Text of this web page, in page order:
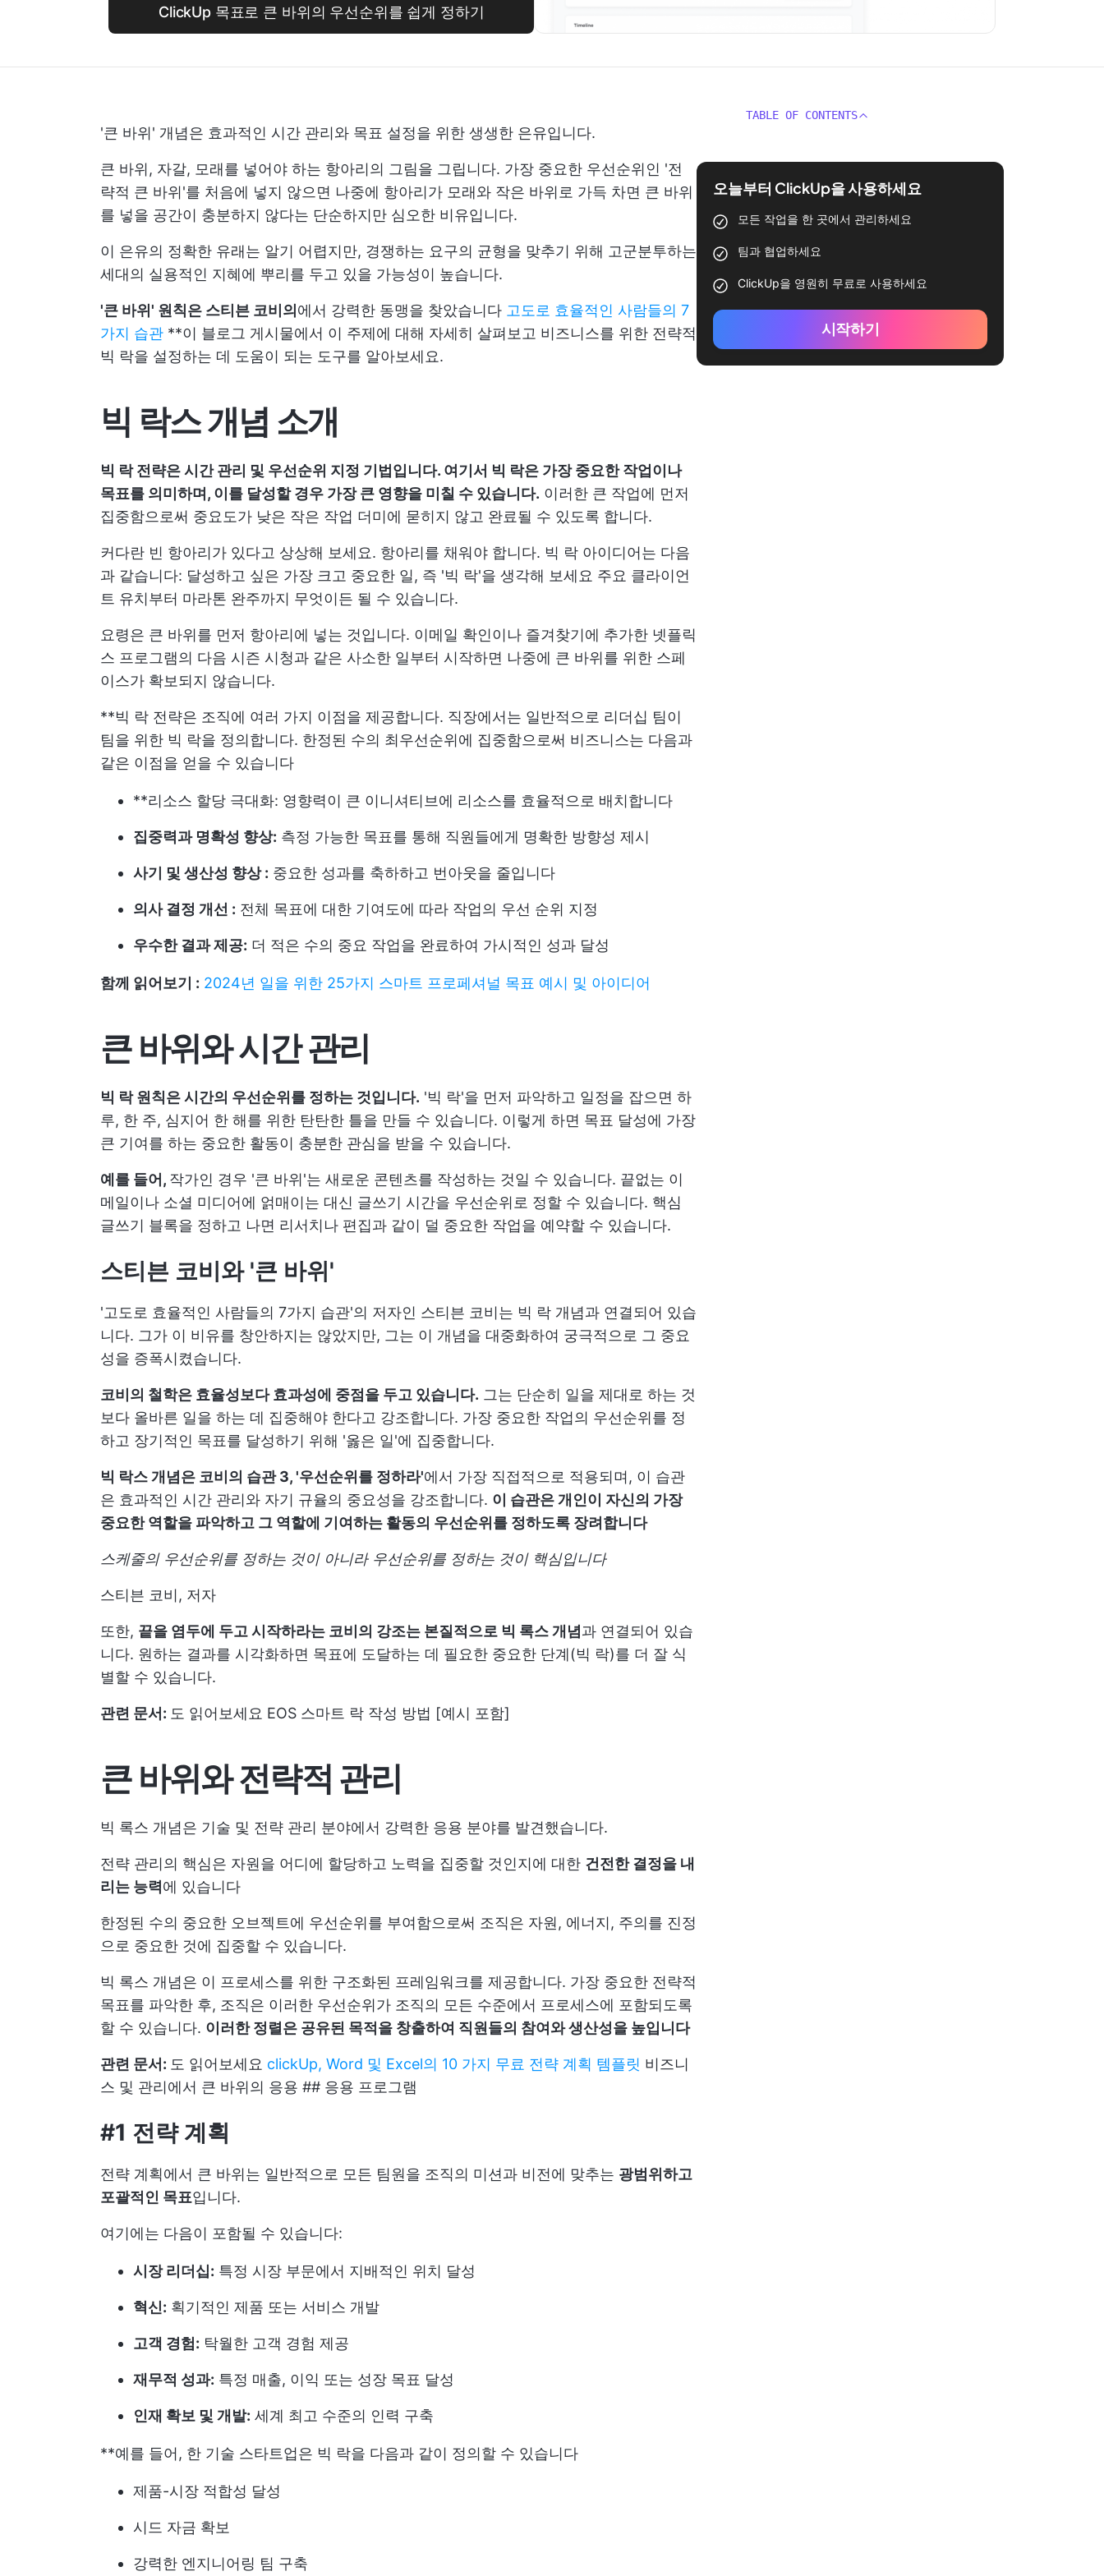
ClickUp 목표로 큰 바위의 우선순위를 쉽게 정하기
'큰 바위' 개념은 효과적인 시간 관리와 목표 설정을 위한 생생한 은유입니다.
큰 바위, 자갈, 모래를 넣어야 하는 항아리의 그림을 그립니다. 가장 중요한 우선순위인 '전
략적 큰 바위'를 처음에 넣지 않으면 나중에 항아리가 모래와 작은 바위로 가득 차면 큰 바위
를 넣을 공간이 충분하지 않다는 단순하지만 심오한 비유입니다.
이 은유의 정확한 유래는 알기 어렵지만, 경쟁하는 요구의 균형을 맞추기 위해 고군분투하는
세대의 실용적인 지혜에 뿌리를 두고 있을 가능성이 높습니다.
'큰 바위' 원칙은 스티븐 코비의 에서 강력한 동맹을 찾았습니다 고도로 효율적인 사람들의 7
가지 습관 **이 블로그 게시물에서 이 주제에 대해 자세히 살펴보고 비즈니스를 위한 전략적
빅 락을 설정하는 데 도움이 되는 도구를 알아보세요.
빅 락스 개념 소개
빅 락 전략은 시간 관리 및 우선순위 지정 기법입니다. 여기서 빅 락은 가장 중요한 작업이나
목표를 의미하며, 이를 달성할 경우 가장 큰 영향을 미칠 수 있습니다. 이러한 큰 작업에 먼저
집중함으로써 중요도가 낮은 작은 작업 더미에 묻히지 않고 완료될 수 있도록 합니다.
커다란 빈 항아리가 있다고 상상해 보세요. 항아리를 채워야 합니다. 빅 락 아이디어는 다음
과 같습니다: 달성하고 싶은 가장 크고 중요한 일, 즉 '빅 락'을 생각해 보세요 주요 클라이언
트 유치부터 마라톤 완주까지 무엇이든 될 수 있습니다.
요령은 큰 바위를 먼저 항아리에 넣는 것입니다. 이메일 확인이나 즐겨찾기에 추가한 넷플릭
스 프로그램의 다음 시즌 시청과 같은 사소한 일부터 시작하면 나중에 큰 바위를 위한 스페
이스가 확보되지 않습니다.
**빅 락 전략은 조직에 여러 가지 이점을 제공합니다. 직장에서는 일반적으로 리더십 팀이
팀을 위한 빅 락을 정의합니다. 한정된 수의 최우선순위에 집중함으로써 비즈니스는 다음과
같은 이점을 얻을 수 있습니다
**리소스 할당 극대화: 영향력이 큰 이니셔티브에 리소스를 효율적으로 배치합니다
집중력과 명확성 향상: 측정 가능한 목표를 통해 직원들에게 명확한 방향성 제시
사기 및 생산성 향상 : 중요한 성과를 축하하고 번아웃을 줄입니다
의사 결정 개선 : 전체 목표에 대한 기여도에 따라 작업의 우선 순위 지정
우수한 결과 제공: 더 적은 수의 중요 작업을 완료하여 가시적인 성과 달성
함께 읽어보기 : 2024년 일을 위한 25가지 스마트 프로페셔널 목표 예시 및 아이디어
큰 바위와 시간 관리
빅 락 원칙은 시간의 우선순위를 정하는 것입니다. '빅 락'을 먼저 파악하고 일정을 잡으면 하
루, 한 주, 심지어 한 해를 위한 탄탄한 틀을 만들 수 있습니다. 이렇게 하면 목표 달성에 가장
큰 기여를 하는 중요한 활동이 충분한 관심을 받을 수 있습니다.
예를 들어, 작가인 경우 '큰 바위'는 새로운 콘텐츠를 작성하는 것일 수 있습니다. 끝없는 이
메일이나 소셜 미디어에 얽매이는 대신 글쓰기 시간을 우선순위로 정할 수 있습니다. 핵심
글쓰기 블록을 정하고 나면 리서치나 편집과 같이 덜 중요한 작업을 예약할 수 있습니다.
스티븐 코비와 '큰 바위'
'고도로 효율적인 사람들의 7가지 습관'의 저자인 스티븐 코비는 빅 락 개념과 연결되어 있습
니다. 그가 이 비유를 창안하지는 않았지만, 그는 이 개념을 대중화하여 궁극적으로 그 중요
성을 증폭시켰습니다.
코비의 철학은 효율성보다 효과성에 중점을 두고 있습니다. 그는 단순히 일을 제대로 하는 것
보다 올바른 일을 하는 데 집중해야 한다고 강조합니다. 가장 중요한 작업의 우선순위를 정
하고 장기적인 목표를 달성하기 위해 '옳은 일'에 집중합니다.
빅 락스 개념은 코비의 습관 3, '우선순위를 정하라'에서 가장 직접적으로 적용되며, 이 습관
은 효과적인 시간 관리와 자기 규율의 중요성을 강조합니다. 이 습관은 개인이 자신의 가장
중요한 역할을 파악하고 그 역할에 기여하는 활동의 우선순위를 정하도록 장려합니다
스케줄의 우선순위를 정하는 것이 아니라 우선순위를 정하는 것이 핵심입니다
스티븐 코비, 저자
또한, 끝을 염두에 두고 시작하라는 코비의 강조는 본질적으로 빅 록스 개념 과 연결되어 있습
니다. 원하는 결과를 시각화하면 목표에 도달하는 데 필요한 중요한 단계(빅 락)를 더 잘 식
별할 수 있습니다.
관련 문서: 도 읽어보세요 EOS 스마트 락 작성 방법 [예시 포함]
큰 바위와 전략적 관리
빅 록스 개념은 기술 및 전략 관리 분야에서 강력한 응용 분야를 발견했습니다.
전략 관리의 핵심은 자원을 어디에 할당하고 노력을 집중할 것인지에 대한 건전한 결정을 내
리는 능력 에 있습니다
한정된 수의 중요한 오브젝트에 우선순위를 부여함으로써 조직은 자원, 에너지, 주의를 진정
으로 중요한 것에 집중할 수 있습니다.
빅 록스 개념은 이 프로세스를 위한 구조화된 프레임워크를 제공합니다. 가장 중요한 전략적
목표를 파악한 후, 조직은 이러한 우선순위가 조직의 모든 수준에서 프로세스에 포함되도록
할 수 있습니다. 이러한 정렬은 공유된 목적을 창출하여 직원들의 참여와 생산성을 높입니다
관련 문서: 도 읽어보세요 clickUp, Word 및 Excel의 10 가지 무료 전략 계획 템플릿 비즈니
스 및 관리에서 큰 바위의 응용 ## 응용 프로그램
#1 전략 계획
전략 계획에서 큰 바위는 일반적으로 모든 팀원을 조직의 미션과 비전에 맞추는 광범위하고
포괄적인 목표입니다.
여기에는 다음이 포함될 수 있습니다:
시장 리더십: 특정 시장 부문에서 지배적인 위치 달성
혁신: 획기적인 제품 또는 서비스 개발
고객 경험: 탁월한 고객 경험 제공
재무적 성과: 특정 매출, 이익 또는 성장 목표 달성
인재 확보 및 개발: 세계 최고 수준의 인력 구축
**예를 들어, 한 기술 스타트업은 빅 락을 다음과 같이 정의할 수 있습니다
제품-시장 적합성 달성
시드 자금 확보
강력한 엔지니어링 팀 구축
TABLE OF CONTENTS
오늘부터 ClickUp을 사용하세요
모든 작업을 한 곳에서 관리하세요
팀과 협업하세요
ClickUp을 영원히 무료로 사용하세요
시작하기